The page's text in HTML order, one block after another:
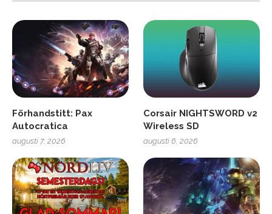
Förhandstitt: Pax
Autocratica
augusti 7, 2026
Corsair NIGHTSWORD v2
Wireless SD
augusti 6, 2026